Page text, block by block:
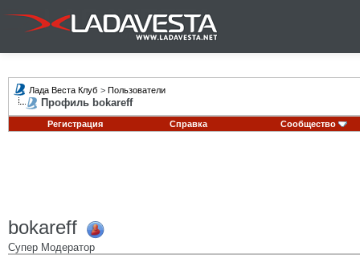
Лада Веста Клуб > Пользователи
Профиль bokareff
Регистрация Справка Сообщество
bokareff
Супер Модератор